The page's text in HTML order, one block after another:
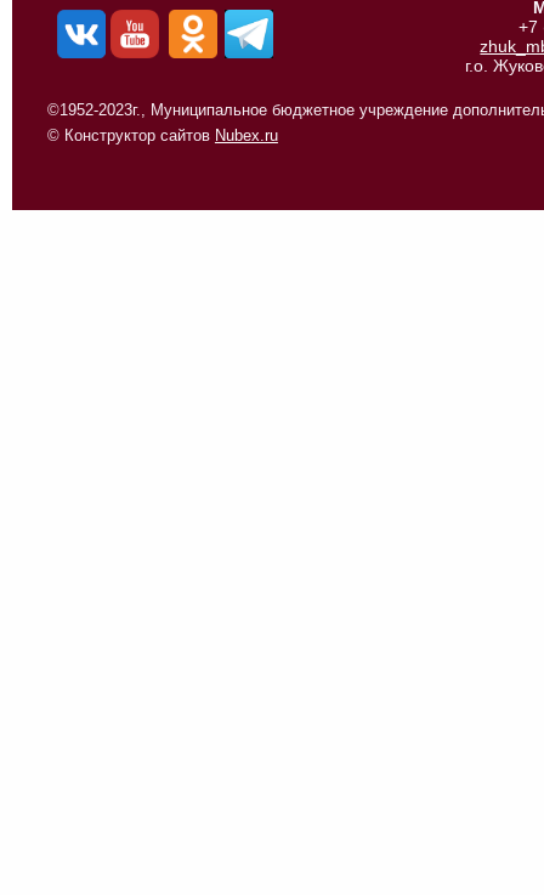
+7
г.о.
©1952-2023г., Муниципальное бюджетное учреждение
© Конструктор сайтов Nubex.ru